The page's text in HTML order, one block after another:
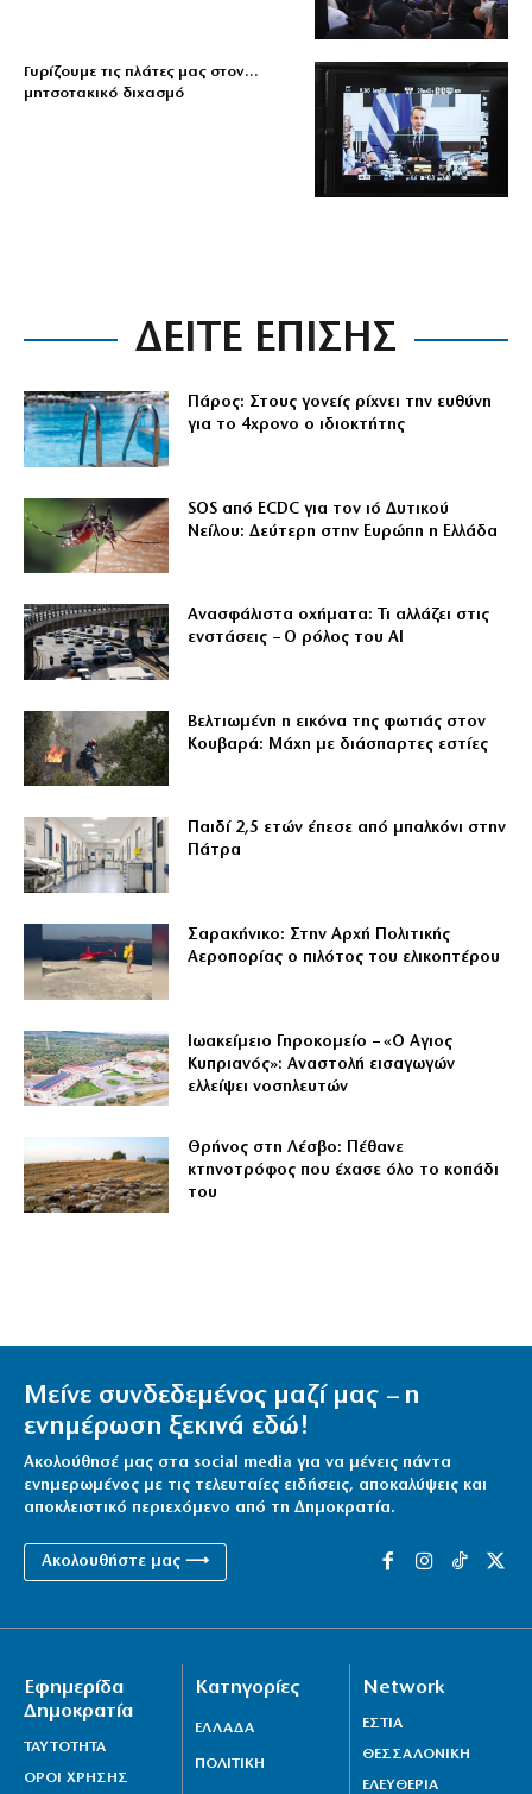
Γυρίζουμε τις πλάτες μας στον…
μητσοτακικό διχασμό
ΔΕΙΤΕ ΕΠΙΣΗΣ
Πάρος: Στους γονείς ρίχνει την ευθύνη
για το 4χρονο ο ιδιοκτήτης
SOS από ECDC για τον ιό Δυτικού
Νείλου: Δεύτερη στην Ευρώπη η Ελλάδα
Ανασφάλιστα οχήματα: Τι αλλάζει στις
ενστάσεις – Ο ρόλος του AI
Βελτιωμένη η εικόνα της φωτιάς στον
Κουβαρά: Μάχη με διάσπαρτες εστίες
Παιδί 2,5 ετών έπεσε από μπαλκόνι στην
Πάτρα
Σαρακήνικο: Στην Αρχή Πολιτικής
Αεροπορίας ο πιλότος του ελικοπτέρου
Ιωακείμειο Γηροκομείο – «Ο Αγιος
Κυπριανός»: Αναστολή εισαγωγών
ελλείψει νοσηλευτών
Θρήνος στη Λέσβο: Πέθανε
κτηνοτρόφος που έχασε όλο το κοπάδι
του
Μείνε συνδεδεμένος μαζί μας – η
ενημέρωση ξεκινά εδώ!
Ακολούθησέ μας στα social media για να μένεις πάντα
ενημερωμένος με τις τελευταίες ειδήσεις, αποκαλύψεις και
αποκλειστικό περιεχόμενο από τη Δημοκρατία.
Ακολουθήστε μας ⟶
Εφημερίδα
Δημοκρατία
ΤΑΥΤΟΤΗΤΑ
ΟΡΟΙ ΧΡΗΣΗΣ
Κατηγορίες
ΕΛΛΑΔΑ
ΠΟΛΙΤΙΚΗ
Network
ΕΣΤΙΑ
ΘΕΣΣΑΛΟΝΙΚΗ
ΕΛΕΥΘΕΡΙΑ